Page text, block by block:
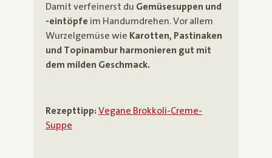
Damit verfeinerst du Gemüsesuppen und
-eintöpfe im Handumdrehen. Vor allem
Wurzelgemüse wie Karotten, Pastinaken
und Topinambur harmonieren gut mit
dem milden Geschmack.
Rezepttipp: Vegane Brokkoli-Creme-
Suppe